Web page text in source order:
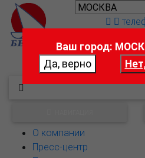
Поможем
О компании
Пресс-центр
Ваш город: